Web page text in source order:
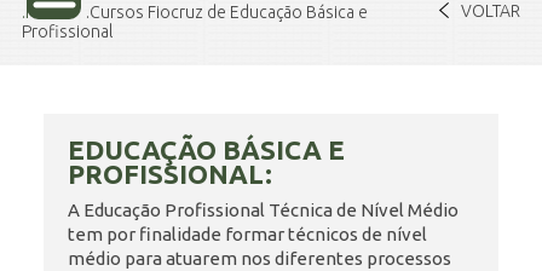
ENSINO
Home
Cursos Fiocruz de Educação Básica e
Profissional
VOLTAR
EDUCAÇÃO BÁSICA E
PROFISSIONAL:
A Educação Profissional Técnica de Nível Médio
tem por finalidade formar técnicos de nível
médio para atuarem nos diferentes processos